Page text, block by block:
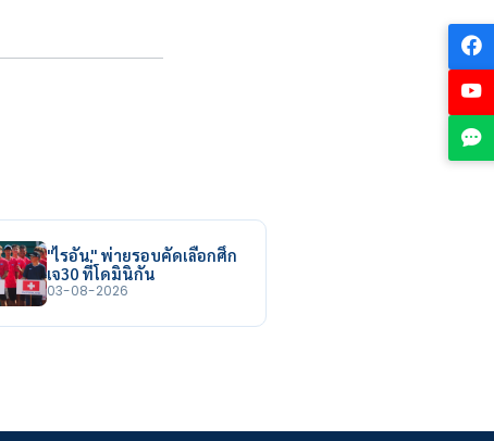
"ไรอัน" พ่ายรอบคัดเลือกศึก
เจ30 ที่โดมินิกัน
03-08-2026